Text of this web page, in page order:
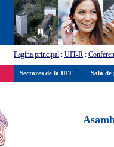
Pagína principal : UIT-R :
Sectores de la UIT Sala de